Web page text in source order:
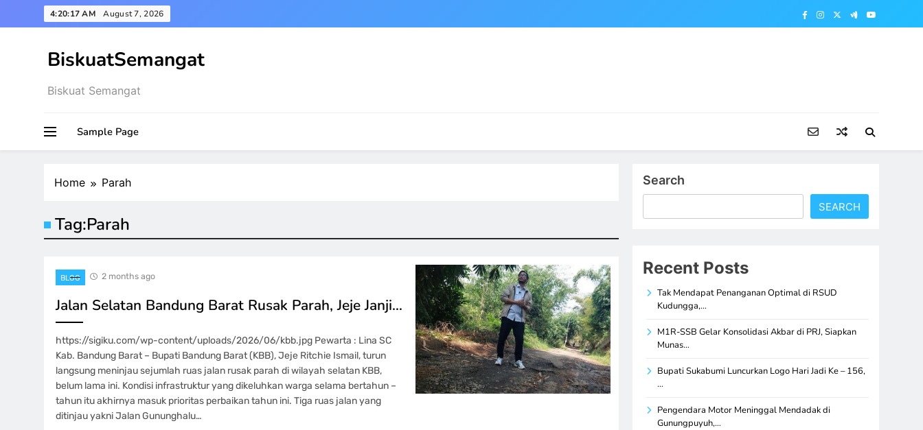
to
4:20:18 AM August 7, 2026
BiskuatSemangat
Biskuat Semangat
Sample Page
Home Parah
Tag:Parah
BLOG 2 months ago
Jalan Selatan Bandung Barat Rusak Parah, Jeje Janji…
https://sigiku.com/wp-content/uploads/2026/06/kbb.jpg Pewarta : Lina SC
Kab. Bandung Barat – Bupati Bandung Barat (KBB), Jeje Ritchie Ismail, turun
langsung meninjau sejumlah ruas jalan rusak parah di wilayah selatan KBB,
belum lama ini. Kondisi infrastruktur yang dikeluhkan warga selama bertahun –
tahun itu akhirnya masuk prioritas perbaikan tahun ini. Tiga ruas jalan yang
ditinjau yakni Jalan Gununghalu…
Search
SEARCH
Recent Posts
Tak Mendapat Penanganan Optimal di RSUD
Kudungga,…
M1R-SSB Gelar Konsolidasi Akbar di PRJ, Siapkan
Munas…
Bupati Sukabumi Luncurkan Logo Hari Jadi Ke – 156,
…
Pengendara Motor Meninggal Mendadak di
Gunungpuyuh,…